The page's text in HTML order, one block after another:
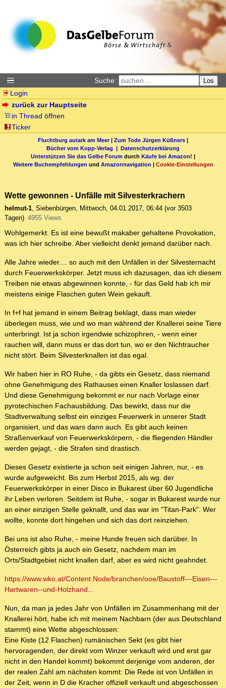
Suche: Los
Login
zurück zur Hauptseite
in Thread öffnen
Ticker
Fluchtburg autark am Meer| Zum Tode Jürgen Küßners |
Bücher vom Kopp-Verlag | Datenschutzerklärung
Unterstützen Sie das Gelbe Forum durch Käufe bei Amazon! |
Weitere Buchempfehlungen und Amazonnavigation | Cookie-Einstellungen
Wette gewonnen - Unfälle mit Silvesterkrachern
helmut-1, Siebenbürgen, Mittwoch, 04.01.2017, 06:44 (vor 3503
Tagen) 4955 Views
Wohlgemerkt: Es ist eine bewußt makaber gehaltene Provokation,
was ich hier schreibe. Aber vielleicht denkt jemand darüber nach.
Alle Jahre wieder.... so auch mit den Unfällen in der Silvesternacht
durch Feuerwerkskörper. Jetzt muss ich dazusagen, das ich diesem
Treiben nie etwas abgewinnen konnte, - für das Geld hab ich mir
meistens einige Flaschen guten Wein gekauft.
In f+f hat jemand in einem Beitrag beklagt, dass man wieder
überlegen muss, wie und wo man während der Knallerei seine Tiere
unterbringt. Ist ja schon irgendwie schizophren, - wenn einer
rauchen will, dann muss er das dort tun, wo er den Nichtraucher
nicht stört. Beim Silvesterknallen ist das egal.
Wir haben hier in RO Ruhe, - da gibts ein Gesetz, dass niemand
ohne Genehmigung des Rathauses einen Knaller loslassen darf.
Und diese Genehmigung bekommt er nur nach Vorlage einer
pyrotechischen Fachausbildung. Das bewirkt, dass nur die
Stadtverwaltung selbst ein einziges Feuerwerk in unserer Stadt
organisiert, und das wars dann auch. Es gibt auch keinen
Straßenverkauf von Feuerwerkskörpern, - die fliegenden Händler
werden gejagt, - die Strafen sind drastisch.
Dieses Gesetz existierte ja schon seit einigen Jahren, nur, - es
wurde aufgeweicht. Bis zum Herbst 2015, als wg. der
Feuerwerkskörper in einer Disco in Bukarest über 60 Jugendliche
ihr Leben verloren. Seitdem ist Ruhe, - sogar in Bukarest wurde nur
an einer einzigen Stelle geknallt, und das war im "Titan-Park". Wer
wollte, konnte dort hingehen und sich das dort reinziehen.
Bei uns ist also Ruhe, - meine Hunde freuen sich darüber. In
Österreich gibts ja auch ein Gesetz, nachdem man im
Orts/Stadtgebiet nicht knallen darf, aber es wird nicht geahndet.
https://www.wko.at/Content.Node/branchen/ooe/Baustoff---Eisen---
Hartwaren--und-Holzhand...
Nun, da man ja jedes Jahr von Unfällen im Zusammenhang mit der
Knallerei hört, habe ich mit meinem Nachbarn (der aus Deutschland
stammt) eine Wette abgeschlossen:
Eine Kiste (12 Flaschen) rumänischen Sekt (es gibt hier
hervoragenden, der direkt vom Winzer verkauft wird und erst gar
nicht in den Handel kommt) bekommt derjenige vom anderen, der
der realen Zahl am nächsten kommt: Die Rede ist von Unfällen in
der Zeit, wenn in D die Kracher offiziell verkauft und abgeschossen